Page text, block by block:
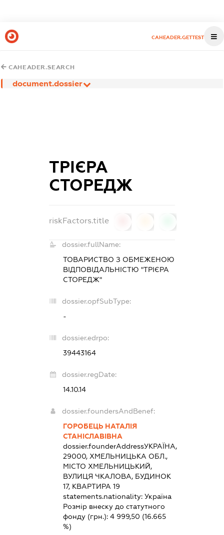
CAHEADER.GETTEST
CAHEADER.SEARCH
document.dossier
ТРІЄРА
СТОРЕДЖ
riskFactors.title
dossier.fullName:
ТОВАРИСТВО З ОБМЕЖЕНОЮ
ВІДПОВІДАЛЬНІСТЮ "ТРІЄРА
СТОРЕДЖ"
dossier.opfSubType:
-
dossier.edrpo:
39443164
dossier.regDate:
14.10.14
dossier.foundersAndBenef:
ГОРОБЕЦЬ НАТАЛІЯ
СТАНІСЛАВІВНА
dossier.founderAddressУКРАЇНА,
29000, ХМЕЛЬНИЦЬКА ОБЛ.,
МІСТО ХМЕЛЬНИЦЬКИЙ,
ВУЛИЦЯ ЧКАЛОВА, БУДИНОК
17, КВАРТИРА 19
statements.nationality: Україна
Розмір внеску до статутного
фонду (грн.): 4 999,50 (16.665
%)